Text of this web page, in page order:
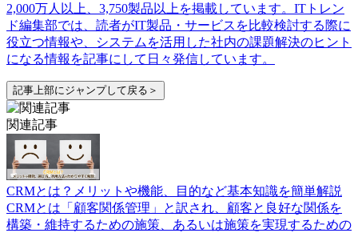
2,000万人以上、3,750製品以上を掲載しています。ITトレン
ド編集部では、読者がIT製品・サービスを比較検討する際に
役立つ情報や、システムを活用した社内の課題解決のヒント
になる情報を記事にして日々発信しています。
記事上部にジャンプして戻る＞
関連記事
CRMとは？メリットや機能、目的など基本知識を簡単解説
CRMとは「顧客関係管理」と訳され、顧客と良好な関係を
構築・維持するための施策、あるいは施策を実現するための